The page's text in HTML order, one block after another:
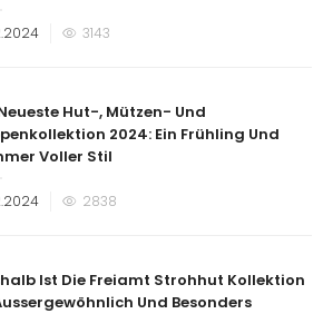
3143
Hut-, Mützen- Und
2024: Ein Frühling Und
Voller Stil
2838
Ist Die Freiamt Strohhut Kollektion
Und Besonders